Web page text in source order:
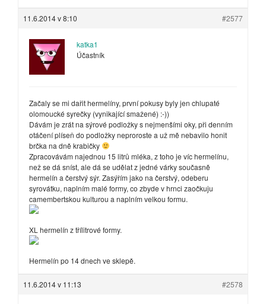
11.6.2014 v 8:10 #2577
katka1
Účastník
Začaly se mi dařit hermelíny, první pokusy byly jen chlupaté
olomoucké syrečky (vynikající smažené) :-))
Dávám je zrát na sýrové podložky s nejmenšími oky, při denním
otáčení plíseň do podložky neproroste a už mě nebavilo honit
brčka na dně krabičky
Zpracovávám najednou 15 litrů mléka, z toho je víc hermelínu,
než se dá sníst, ale dá se udělat z jedné várky současně
hermelín a čerstvý sýr. Zasýřím jako na čerstvý, odeberu
syrovátku, naplním malé formy, co zbyde v hrnci zaočkuju
camembertskou kulturou a naplním velkou formu.
XL hermelín z třílitrové formy.
Hermelín po 14 dnech ve sklepě.
11.6.2014 v 11:13 #2578